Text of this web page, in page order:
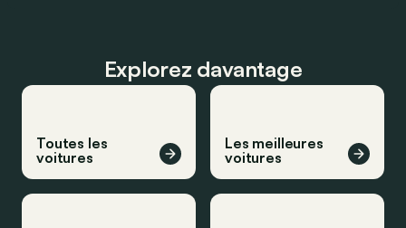
Explorez davantage
Toutes les
voitures
Les meilleures
voitures